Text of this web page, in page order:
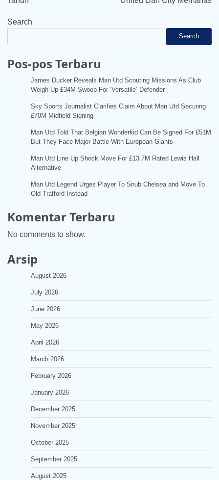
Search
Search
Pos-pos Terbaru
James Ducker Reveals Man Utd Scouting Missions As Club
Weigh Up £34M Swoop For ‘Versatile’ Defender
Sky Sports Journalist Clarifies Claim About Man Utd Securing
£70M Midfield Signing
Man Utd Told That Belgian Wonderkid Can Be Signed For £51M
But They Face Major Battle With European Giants
Man Utd Line Up Shock Move For £13.7M Rated Lewis Hall
Alternative
Man Utd Legend Urges Player To Snub Chelsea and Move To
Old Trafford Instead
Komentar Terbaru
No comments to show.
Arsip
August 2026
July 2026
June 2026
May 2026
April 2026
March 2026
February 2026
January 2026
December 2025
November 2025
October 2025
September 2025
August 2025